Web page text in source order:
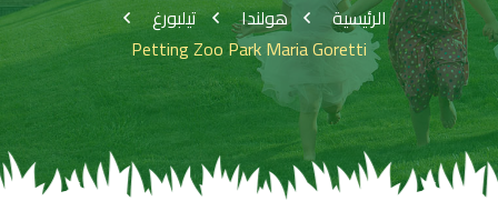
الرئيسية هولندا
تيلبورغ
Petting Zoo Park Maria Goretti